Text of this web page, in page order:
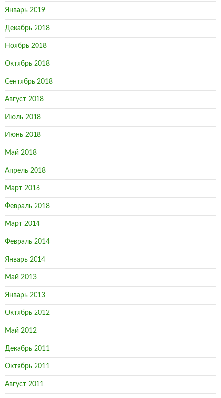
Январь 2019
Декабрь 2018
Ноябрь 2018
Октябрь 2018
Сентябрь 2018
Август 2018
Июль 2018
Июнь 2018
Май 2018
Апрель 2018
Март 2018
Февраль 2018
Март 2014
Февраль 2014
Январь 2014
Май 2013
Январь 2013
Октябрь 2012
Май 2012
Декабрь 2011
Октябрь 2011
Август 2011